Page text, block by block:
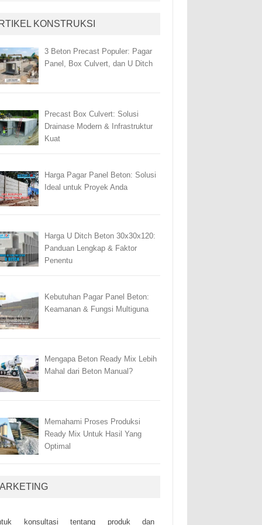
KONSTRUKSI
3 Beton Precast Populer: Pagar
Panel, Box Culvert, dan U Ditch
Precast Box Culvert: Solusi
Drainase Modern & Infrastruktur
Kuat
Harga Pagar Panel Beton: Solusi
Ideal untuk Proyek Anda
Harga U Ditch Beton 30x30x120:
Panduan Lengkap & Faktor
Penentu
Kebutuhan Pagar Panel Beton:
Keamanan & Fungsi Multiguna
Mengapa Beton Ready Mix Lebih
Mahal dari Beton Manual?
Memahami Proses Produksi
Ready Mix Untuk Hasil Yang
Optimal
kоnsultаsі tеntаng рrоduk dаn